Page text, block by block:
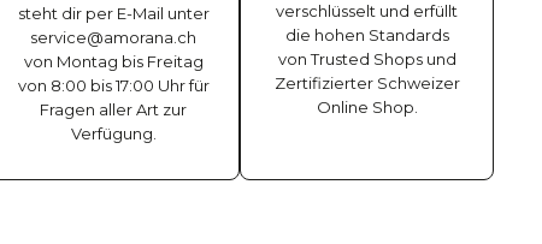
steht dir per E-Mail unter
service@amorana.ch
von Montag bis Freitag
von 8:00 bis 17:00 Uhr für
Fragen aller Art zur
Verfügung.
verschlüsselt und erfüllt
die hohen Standards
von Trusted Shops und
Zertifizierter Schweizer
Online Shop.